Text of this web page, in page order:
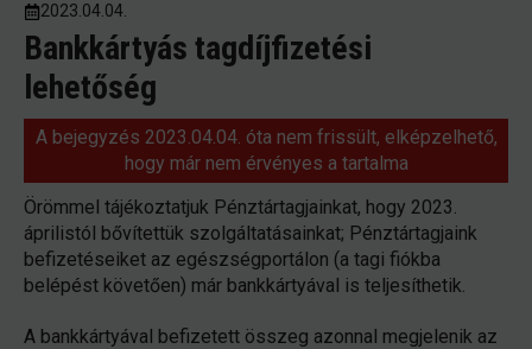
2023.04.04.
Bankkártyás tagdíjfizetési
lehetőség
A bejegyzés 2023.04.04. óta nem frissült, elképzelhető,
hogy már nem érvényes a tartalma
Örömmel tájékoztatjuk Pénztártagjainkat, hogy 2023.
áprilistól bővítettük szolgáltatásainkat; Pénztártagjaink
befizetéseiket az egészségportálon (a tagi fiókba
belépést követően) már bankkártyával is teljesíthetik.
A bankkártyával befizetett összeg azonnal megjelenik az